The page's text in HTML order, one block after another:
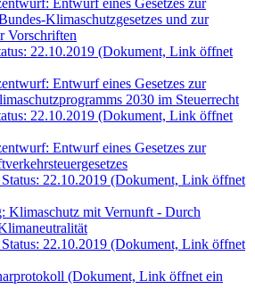
Entwurf eines Gesetzes zur
Klimaschutzgesetzes und zur
Vorschriften
22.10.2019 (Dokument, Link öffnet
Entwurf eines Gesetzes zur
2030 im Steuerrecht
22.10.2019 (Dokument, Link öffnet
Entwurf eines Gesetzes zur
22.10.2019 (Dokument, Link öffnet
Klimaschutz mit Vernunft - Durch
22.10.2019 (Dokument, Link öffnet
(Dokument, Link öffnet ein